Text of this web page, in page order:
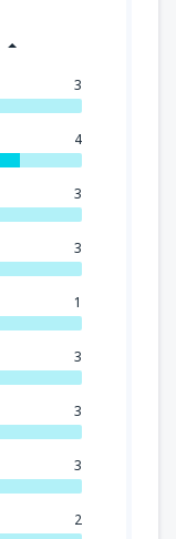
3
4
3
3
1
3
3
3
2